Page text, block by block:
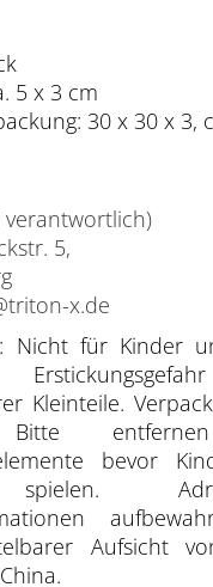
5 x 3 cm
30 x 30 x 3,
verantwortlich)
5,
x.de
: Nicht für Kinder
Kleinteile.
Bitte
bevor
spielen.
Aufsicht